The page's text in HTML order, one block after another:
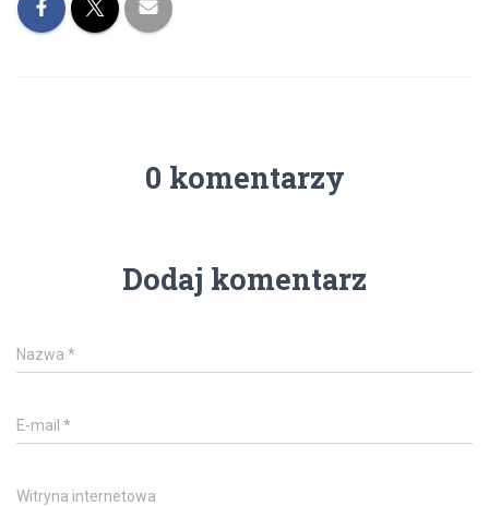
0 komentarzy
Dodaj komentarz
Nazwa *
E-mail *
Witryna internetowa